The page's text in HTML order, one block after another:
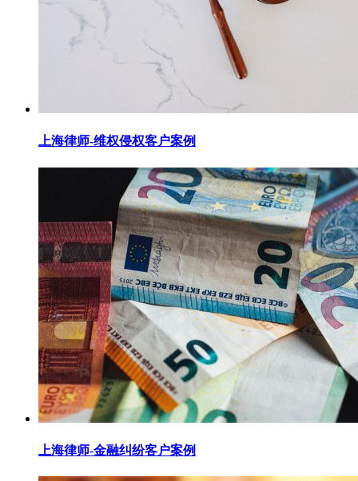
上海律师-维权侵权客户案例
上海律师-金融纠纷客户案例